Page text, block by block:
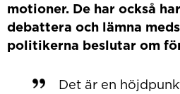
motioner. De har också
debattera och lämna
politikerna beslutar om
Det är en